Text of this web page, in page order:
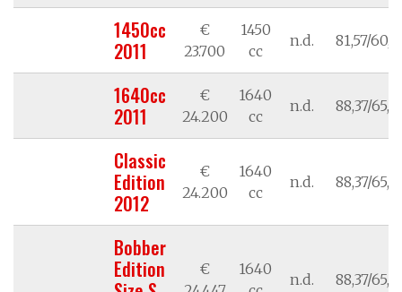
1450cc
2011
€
23.700
1450
cc
n.d. 81,57/
1640cc
2011
€
24.200
1640
cc
n.d. 88,37/
Classic
Edition
2012
€
24.200
1640
cc
n.d. 88,37/
Bobber
Edition
€
1640
n.d. 88,37/